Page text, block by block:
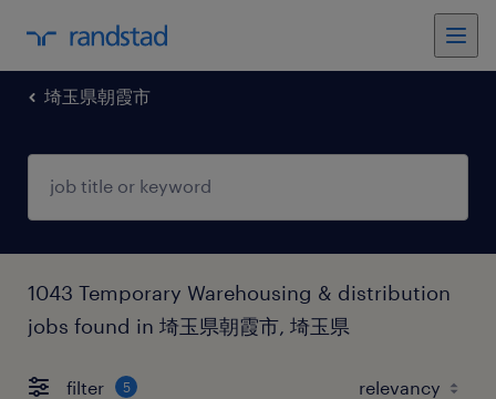
埼玉県朝霞市
1043 Temporary Warehousing & distribution
jobs found in 埼玉県朝霞市, 埼玉県
filter 5